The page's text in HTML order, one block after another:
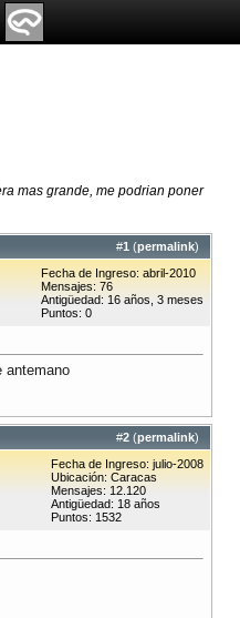
mas grande, me podrian poner
#1 (permalink)
Fecha de Ingreso: abril-2010
Mensajes: 76
Antigüedad: 16 años, 3 meses
Puntos: 0
antemano
#2 (permalink)
Fecha de Ingreso: julio-2008
Ubicación: Caracas
Mensajes: 12.120
Antigüedad: 18 años
Puntos: 1532